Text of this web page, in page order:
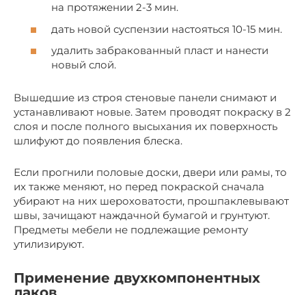
на протяжении 2-3 мин.
дать новой суспензии настояться 10-15 мин.
удалить забракованный пласт и нанести
новый слой.
Вышедшие из строя стеновые панели снимают и
устанавливают новые. Затем проводят покраску в 2
слоя и после полного высыхания их поверхность
шлифуют до появления блеска.
Если прогнили половые доски, двери или рамы, то
их также меняют, но перед покраской сначала
убирают на них шероховатости, прошпаклевывают
швы, зачищают наждачной бумагой и грунтуют.
Предметы мебели не подлежащие ремонту
утилизируют.
Применение двухкомпонентных